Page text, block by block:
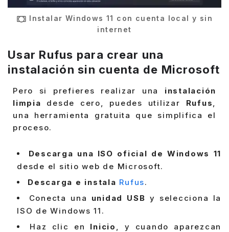
Instalar Windows 11 con cuenta local y sin
internet
Usar Rufus para crear una
instalación sin cuenta de Microsoft
Pero si prefieres realizar una instalación
limpia desde cero, puedes utilizar Rufus,
una herramienta gratuita que simplifica el
proceso.
Descarga una ISO oficial de Windows 11
desde el sitio web de Microsoft.
Descarga e instala Rufus.
Conecta una unidad USB y selecciona la
ISO de Windows 11.
Haz clic en Inicio
, y cuando aparezcan